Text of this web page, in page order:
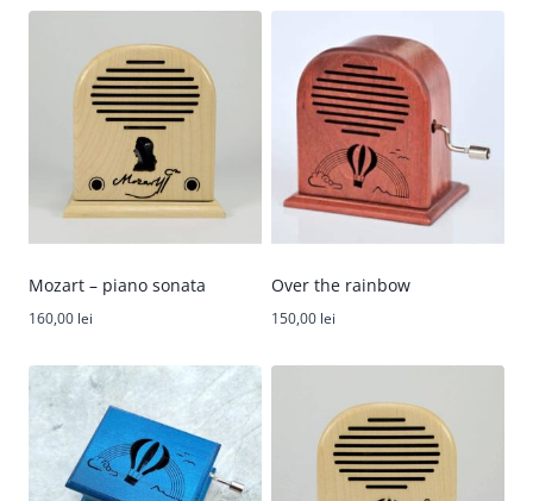
Mozart – piano sonata
160,00 lei
Over the rainbow
150,00 lei